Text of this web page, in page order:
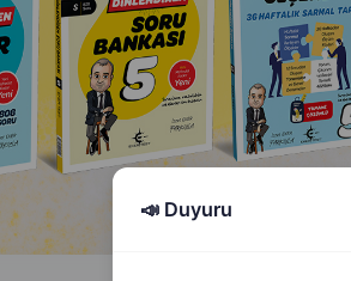
📣 Duyuru